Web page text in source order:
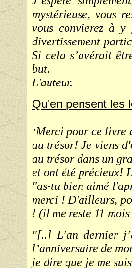
mystérieuse, vous
vous convierez à y
divertissement
Si cela s’avérait
but.
L'auteur.
Qu'en pensent les
"Merci pour ce livre
au trésor! Je viens
au trésor dans un
et ont été précieux!
"as-tu bien aimé
merci ! D'ailleurs,
! (il me reste 11
"[..] L’an dernier
l’anniversaire de
je dire que je me